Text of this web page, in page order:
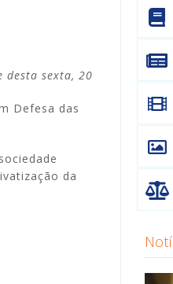
desta sexta, 20
Defesa das
da